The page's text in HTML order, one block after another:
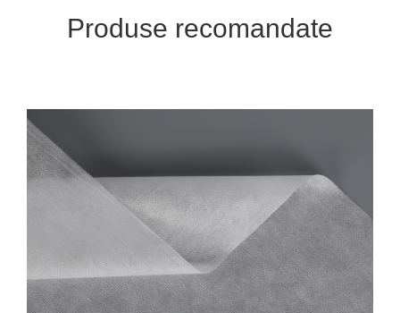
Produse recomandate